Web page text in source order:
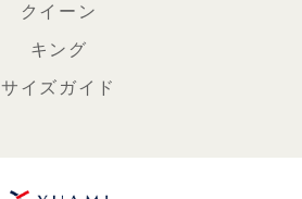
クイーン
キング
サイズガイド